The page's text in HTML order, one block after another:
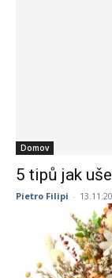
Domov
5 tipů jak
Pietro Filipi -